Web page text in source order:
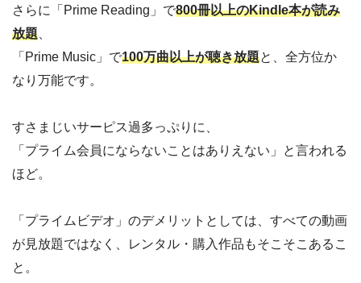
さらに「Prime Reading」で800冊以上のKindle本が読み
放題
「Prime Music」で100万曲以上が聴き放題と、全方位か
なり万能です。
すさまじいサーピス過多っぷりに、
「プライム会員にならないことはありえない」と言われる
ほど。
「プライムビデオ」のデメリットとしては、すべての動画
が見放題ではなく、レンタル・購入作品もそこそこあるこ
と。